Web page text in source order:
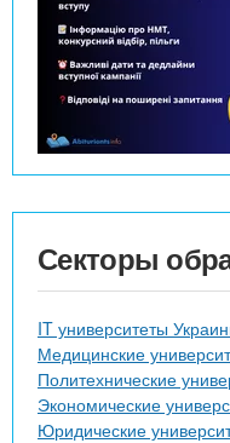
Секторы
IT университеты
Медицинские
Политехнические
Экономические
Юридические